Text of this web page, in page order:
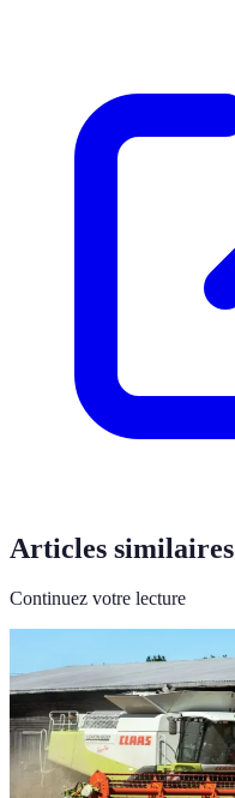
Articles similaires
Continuez votre lecture